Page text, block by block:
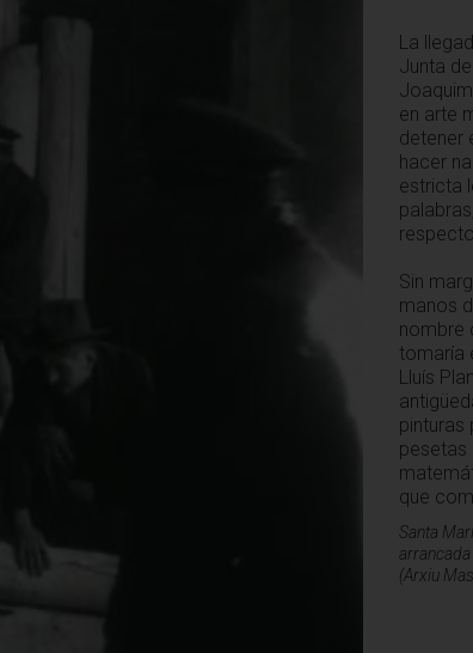
La
Junta
en arte
detener
hacer
estricta
Sin
manos
nombre
tomaría
Lluís
pinturas
pesetas
que
Santa
(Arxiu